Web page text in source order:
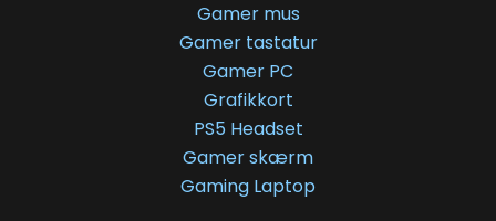
Gamer mus
Gamer tastatur
Gamer PC
Grafikkort
PS5 Headset
Gamer skærm
Gaming Laptop